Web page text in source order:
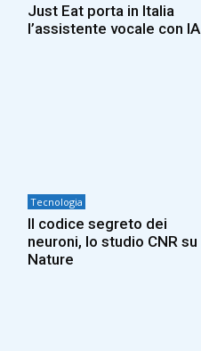
Just Eat porta in Italia
l’assistente vocale con IA
Tecnologia
Il codice segreto dei
neuroni, lo studio CNR su
Nature